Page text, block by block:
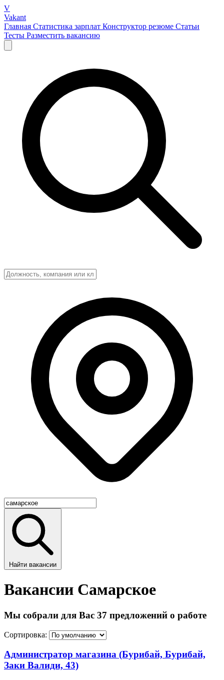
V
Vakant
Главная Статистика зарплат Конструктор резюме Статьи
Тесты Разместить вакансию
Найти вакансии
Вакансии Самарское
Мы собрали для Вас 37 предложений о работе
Сортировка:
Администратор магазина (Бурибай, Бурибай,
Заки Валиди, 43)